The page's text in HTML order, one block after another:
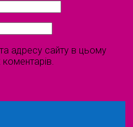
адресу сайту в цьому